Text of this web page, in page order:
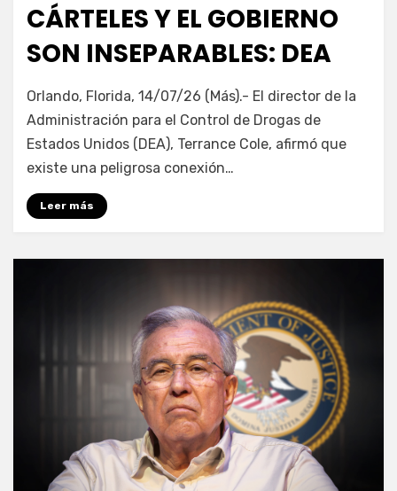
CÁRTELES Y EL GOBIERNO
SON INSEPARABLES: DEA
por Fernando Miranda Servín
Orlando, Florida, 14/07/26 (Más).- El director de la
Administración para el Control de Drogas de
Estados Unidos (DEA), Terrance Cole, afirmó que
existe una peligrosa conexión…
Leer más